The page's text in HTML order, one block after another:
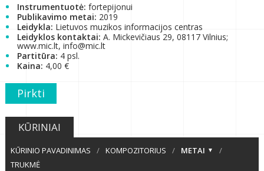
Instrumentuotė: fortepijonui
Publikavimo metai: 2019
Leidykla: Lietuvos muzikos informacijos centras
Leidyklos kontaktai: A. Mickevičiaus 29, 08117 Vilnius;
www.mic.lt, info@mic.lt
Partitūra: 4 psl.
Kaina: 4,00 €
Pirkti
KŪRINIAI
KŪRINIO PAVADINIMAS / KOMPOZITORIUS / METAI
/
TRUKMĖ